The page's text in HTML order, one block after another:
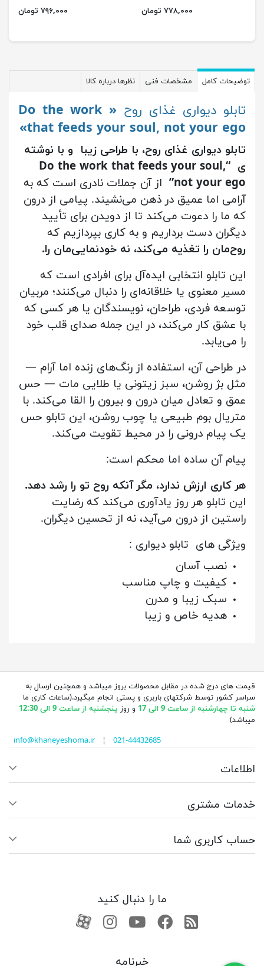
۷۷۸,۰۰۰ تومان ۷۹۶,۰۰۰ تومان
توضیحات کامل مشخصات فنی نظرها درباره کالا
تابلو دیواری غذای روح
« Do the work
that feeds your soul, not your ego»
تابلو دیواری غذای روح، با طراحی زیبا و با نوشته
ی “Do the work that feeds your soul,
not your ego”
از آن جملات نادری است که به
آرامی اما عمیق در ذهن می‌نشیند. پیامی از درون
که ما را دعوت می‌کند تا از دویدن برای تأیید
دیگران دست برداریم و به کاری بپردازیم که
روح‌مان را تغذیه می‌کند، نه خودنمایی‌مان را.
این تابلو انتخابی ایده‌آل برای افرادی است که
مسیر معنوی یا خلاقانه‌ای را دنبال می‌کنند؛ مربیان
توسعه فردی، طراحان، نویسندگان یا هر کسی که
با عشق کار می‌کند، در این جمله صدای قلب خود
را می‌یابد.
در طراحی آن، استفاده از رنگ‌های زنده اما آرام —
مثل بژ روشن، سبز زیتونی یا طلایی مات — حس
عمق و تعادل میان درون و بیرون را القا می‌کند. با
متریال بوم طبیعی یا چوب روشن، این تابلو حس
یک پیام درونی را در محیط تقویت می‌کند.
پیام آن ساده اما محکم است:
هر کاری ارزش ندارد، مگر آنکه روح تو را رشد دهد.
این تابلو هر روز یادآوری می‌کند که رضایت
راستین از درون می‌آید، نه از تحسین دیگران.
ویژگی های تابلو دیواری :
نصب آسان
کیفیت و چاپ مناسب
سبک زیبا و مدرن
هدیه خاص و زیبا
قیمت های درج شده در مقابل محصولات بروز میباشد و همچنین ارسال به
سراسر کشور توسط شرکتهای باربری و پستی انجام میگیرد.(ساعات کاری ما
شنبه تا چهارشنبه از ساعت 9 الی 17
و روز پنجشنبه از ساعت 9 الی 12:30
میباشد)
info@khaneyeshoma.ir¦ 021-44432685
اطلاعات
خدمات مشتری
حساب کاربری شما
ما را دنبال کنید
RSSفیسبوکیوتیوبکانال آپارات
کانال آپارات
خبرنامه